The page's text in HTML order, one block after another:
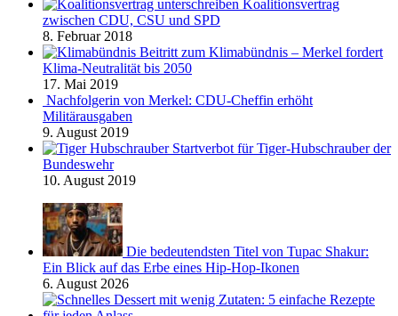
Koalitionsvertrag
zwischen CDU, CSU und SPD
8. Februar 2018
Beitritt zum Klimabündnis – Merkel fordert
Klima-Neutralität bis 2050
17. Mai 2019
Nachfolgerin von Merkel: CDU-Cheffin erhöht
Militärausgaben
9. August 2019
Startverbot für Tiger-Hubschrauber der
Bundeswehr
10. August 2019
Die bedeutendsten Titel von Tupac Shakur:
Ein Blick auf das Erbe eines Hip-Hop-Ikonen
6. August 2026